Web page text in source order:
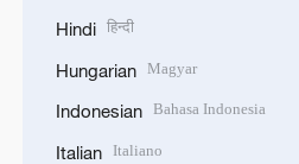
Hindi हिन्दी
Hungarian Magyar
Indonesian Bahasa Indonesia
Italian Italiano